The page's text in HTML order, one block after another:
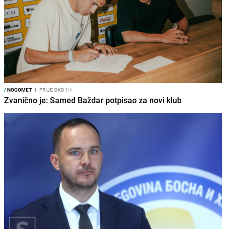
/NOGOMET I PRIJE OKO 1H
Zvanično je: Samed Baždar potpisao za novi klub